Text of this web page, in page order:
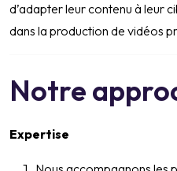
d’adapter leur contenu à leur
dans la production de vidéos
Notre
Expertise